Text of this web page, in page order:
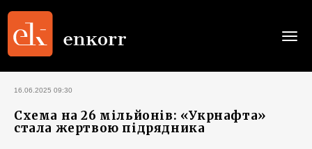
16.06.2025 09:30
Схема на 26 мільйонів: «Укрнафта»
стала жертвою підрядника